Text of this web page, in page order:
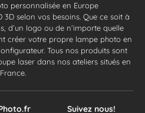
personnalisée en Europe
3D selon vos besoins. Que ce soit à
d’un logo ou de n’importe quelle
créer votre propre lampe photo en
Tous nos produits sont
laser dans nos ateliers situés en
France.
Suivez nous!